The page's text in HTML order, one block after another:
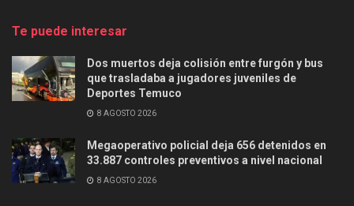
Te puede interesar
Dos muertos deja colisión entre furgón y bus
que trasladaba a jugadores juveniles de
Deportes Temuco
8 AGOSTO 2026
Megaoperativo policial deja 656 detenidos en
33.887 controles preventivos a nivel nacional
8 AGOSTO 2026